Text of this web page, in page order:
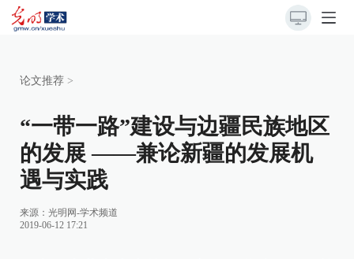
论文推荐 >
“一带一路”建设与边疆民族地区
的发展 ——兼论新疆的发展机
遇与实践
来源： 光明网-学术频道
2019-06-12 17:21